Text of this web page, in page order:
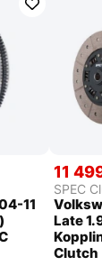
11
11
SPEC
Late
Clutch